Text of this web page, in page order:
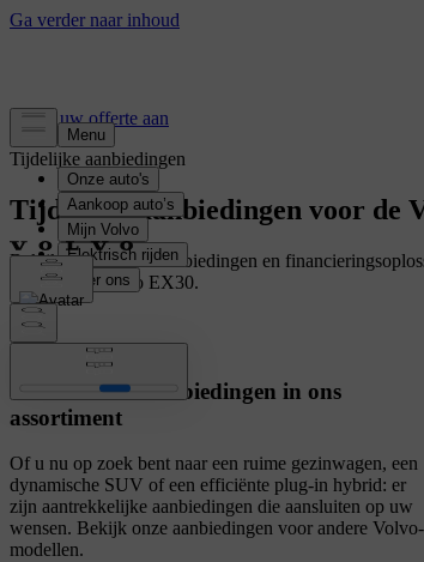
Vraag uw offerte aan
Tijdelijke aanbiedingen
Tijdelijke aanbiedingen voor de
Bekijk de tijdelijke aanbiedingen en
uw nieuwe Volvo EX30.
Andere wagens
Ontdek meer aanbiedingen in ons
assortiment
Of u nu op zoek bent naar een ruime gezinwagen, een
dynamische SUV of een efficiënte plug-in hybrid: er
zijn aantrekkelijke aanbiedingen die aansluiten op uw
wensen. Bekijk onze aanbiedingen voor andere Volvo-
modellen.